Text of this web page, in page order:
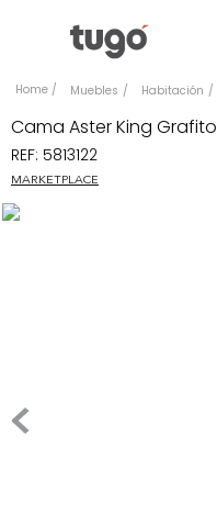
Muebles Habitación
Cama Aster King Grafito
REF: 5813122
MARKETPLACE
Comedor
Silla